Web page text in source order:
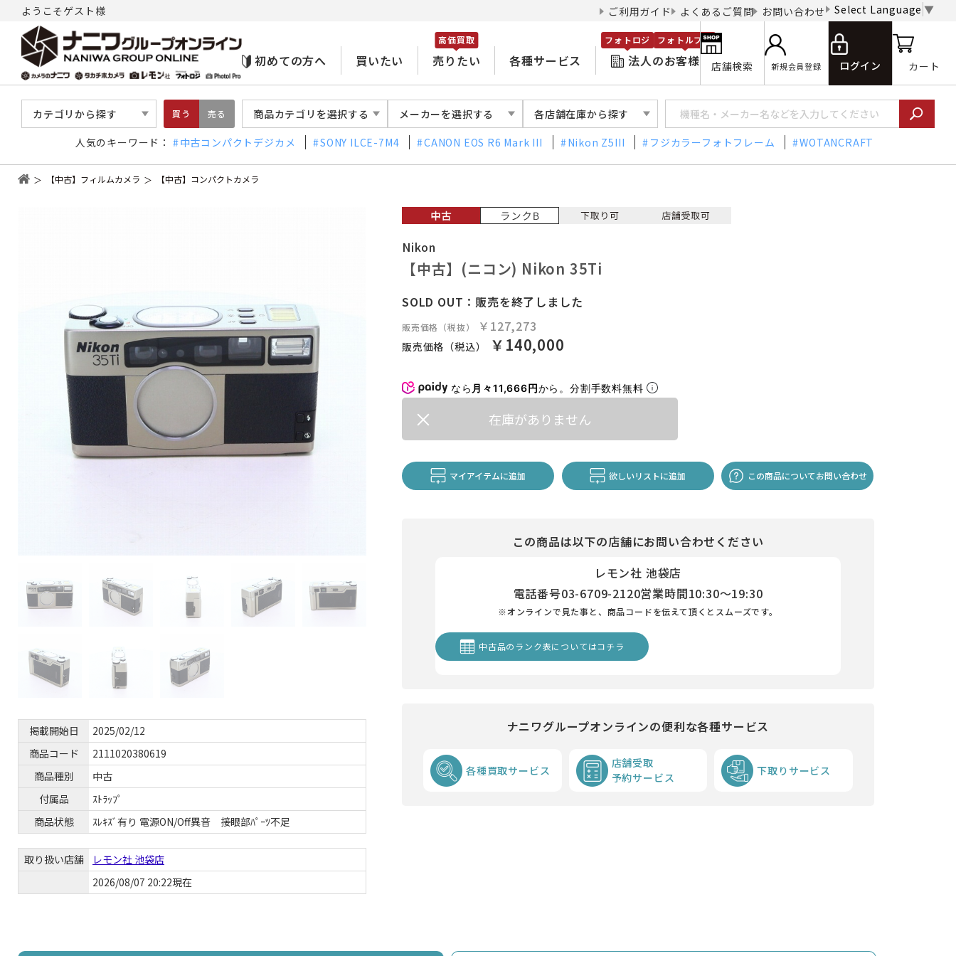
ようこそゲスト様 ご利用ガイド よくあるご質問 お問い合わせ Select Language ▼
初めての方へ 買いたい 売りたい
高価買取
各種サービス 法人のお客様
フォトロジ フォトルプロ
店舗検索 新規会員登録 ログイン カート
カテゴリから探す 買う 売る 商品カテゴリを選択する メーカーを選択する 各店舗在庫から探す
人気のキーワード： 中古コンパクトデジカメ SONY ILCE-7M4 CANON EOS R6 Mark III Nikon Z5III フジカラーフォトフレーム WOTANCRAFT
【中古】フィルムカメラ 【中古】コンパクトカメラ
掲載開始日
2025/02/12
商品コード
2111020380619
商品種別
中古
付属品
ｽﾄﾗｯﾌﾟ
商品状態
ｽﾚｷｽﾞ有り 電源ON/Off異音 接眼部ﾊﾟｰﾂ不足
取り扱い店舗
レモン社 池袋店
2026/08/07 20:22現在
Nikon
【中古】(ニコン) Nikon 35Ti
SOLD OUT：販売を終了しました
販売価格（税抜） ￥127,273
販売価格（税込） ￥140,000
なら 月々11,666円から。分割手数料無料
在庫がありません
マイアイテムに追加 欲しいリストに追加 この商品についてお問い合わせ
この商品は以下の店舗にお問い合わせください
レモン社 池袋店
電話番号03-6709-2120営業時間10:30～19:30
※オンラインで見た事と、商品コードを伝えて頂くとスムーズです。
中古品のランク表についてはコチラ
ナニワグループオンラインの便利な各種サービス
各種買取サービス
店舗受取
予約サービス
下取りサービス